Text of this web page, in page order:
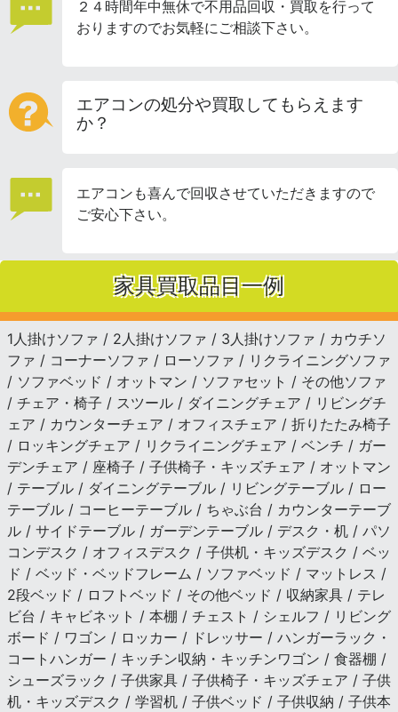
２４時間年中無休で不用品回収・買取を行って
おりますのでお気軽にご相談下さい。
エアコンの処分や買取してもらえます
か？
エアコンも喜んで回収させていただきますので
ご安心下さい。
家具買取品目一例
1人掛けソファ / 2人掛けソファ / 3人掛けソファ / カウチソ
ファ / コーナーソファ / ローソファ / リクライニングソファ
/ ソファベッド / オットマン / ソファセット / その他ソファ
/ チェア・椅子 / スツール / ダイニングチェア / リビングチ
ェア / カウンターチェア / オフィスチェア / 折りたたみ椅子
/ ロッキングチェア / リクライニングチェア / ベンチ / ガー
デンチェア / 座椅子 / 子供椅子・キッズチェア / オットマン
/ テーブル / ダイニングテーブル / リビングテーブル / ロー
テーブル / コーヒーテーブル / ちゃぶ台 / カウンターテーブ
ル / サイドテーブル / ガーデンテーブル / デスク・机 / パソ
コンデスク / オフィスデスク / 子供机・キッズデスク / ベッ
ド / ベッド・ベッドフレーム / ソファベッド / マットレス /
2段ベッド / ロフトベッド / その他ベッド / 収納家具 / テレ
ビ台 / キャビネット / 本棚 / チェスト / シェルフ / リビング
ボード / ワゴン / ロッカー / ドレッサー / ハンガーラック・
コートハンガー / キッチン収納・キッチンワゴン / 食器棚 /
シューズラック / 子供家具 / 子供椅子・キッズチェア / 子供
机・キッズデスク / 学習机 / 子供ベッド / 子供収納 / 子供本